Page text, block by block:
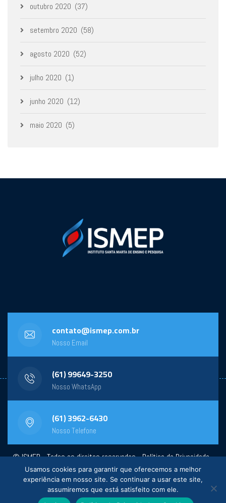
outubro 2020 (37)
setembro 2020 (58)
agosto 2020 (52)
julho 2020 (1)
junho 2020 (12)
maio 2020 (5)
contato@ismep.com.br
Nosso Email
(61) 99649-3250
Nosso WhatsApp
(61) 3962-6430
Nosso Telefone
© ISMEP - Todos os direitos reservados -Política de Privacidade-
Powered by:General Design
Usamos cookies para garantir que oferecemos a melhor
experiência em nosso site. Se continuar a usar este site,
assumiremos que está satisfeito com ele.